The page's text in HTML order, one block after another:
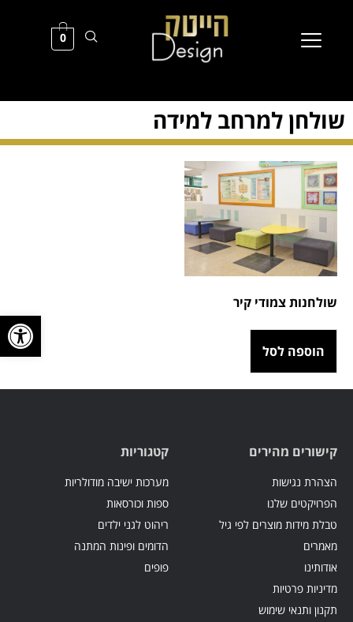
פתח
0
שולחן למרחב למידה
שולחנות צמודי קיר
הוספה לסל
קישורים מהירים
הצהרת נגישות
הפרויקטים שלנו
טבלת מידות מוצרים לפי גיל
מאמרים
אודותינו
מדיניות פרטיות
תקנון ותנאי שימוש
קטגוריות
מערכות ישיבה מודולריות
ספות וכורסאות
ריהוט לגני ילדים
הדומים ופינות המתנה
פופים